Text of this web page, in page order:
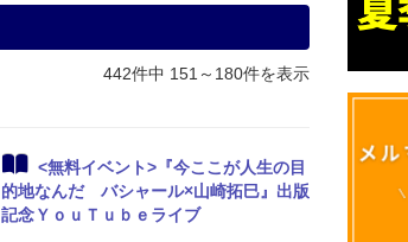
442件中 151～180件を表示
<無料イベント>『今ここが人生の目
的地なんだ バシャール×山崎拓巳』出版
記念ＹｏｕＴｕｂｅライブ